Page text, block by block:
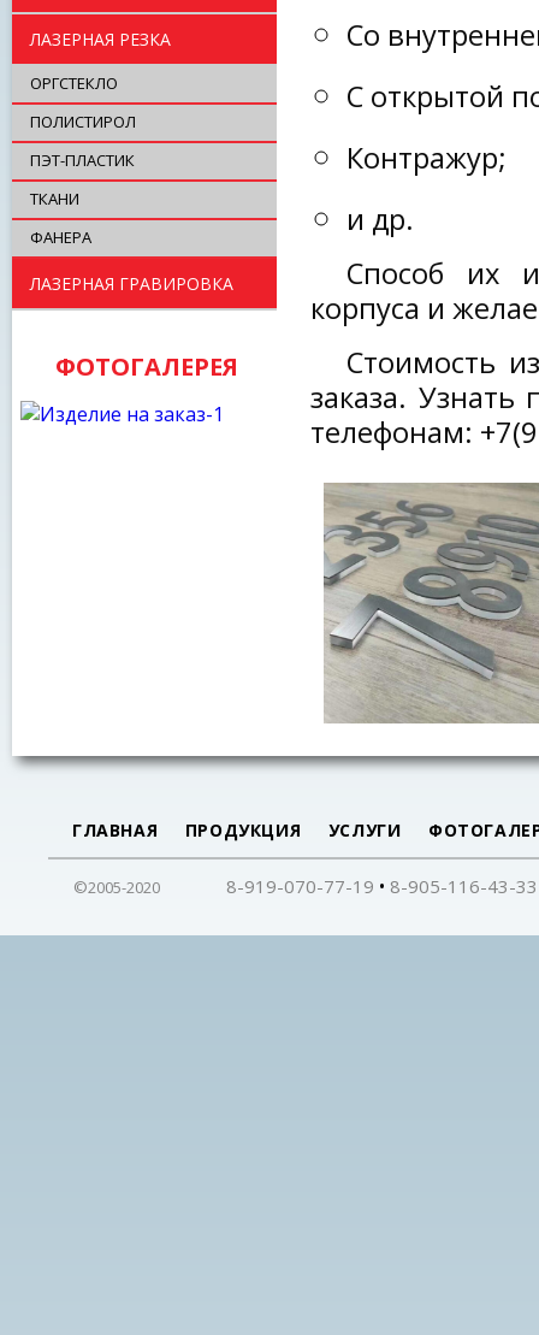
ЛАЗЕРНАЯ РЕЗКА
ОРГСТЕКЛО
ПОЛИСТИРОЛ
ПЭТ-ПЛАСТИК
ТКАНИ
ФАНЕРА
ЛАЗЕРНАЯ ГРАВИРОВКА
ФОТОГАЛЕРЕЯ
Со
С открытой
Контражур;
и др.
Способ их
корпуса и
Стоимость
заказа.
телефонам:
ГЛАВНАЯ ПРОДУКЦИЯ УСЛУГИ
©2005-2020 8-919-070-77-19 • 8-905-116-43-33